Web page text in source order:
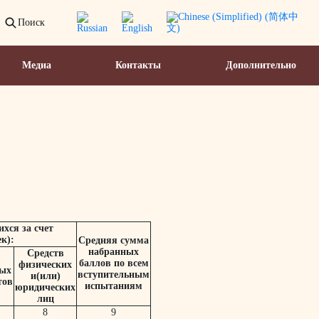
Поиск
Медиа Контакты Дополнительно
за счет
Средняя сумма
набранных
баллов по всем
вступительным
испытаниям
Средств
физических
и(или)
юридических
лиц
8
9